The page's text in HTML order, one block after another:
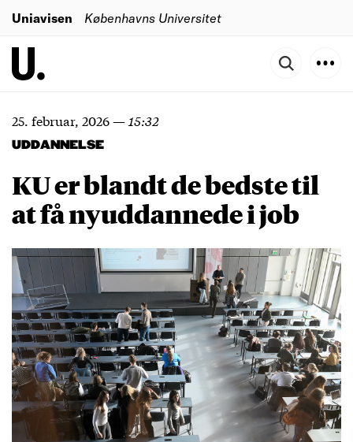
Uniavisen Københavns Universitet
25. februar, 2026— 15:32
UDDANNELSE
KU er blandt de bedste til
at få nyuddannede i job